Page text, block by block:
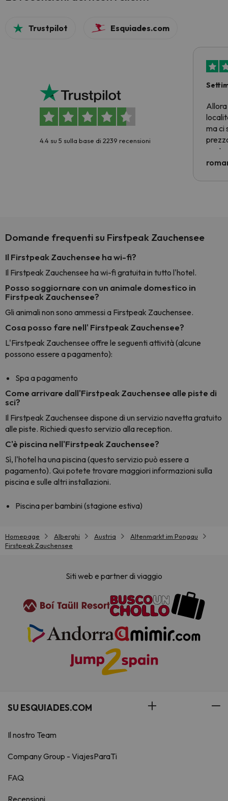
Trustpilot Esquiades.com
4.4 su 5 sulla base di 2239 recensioni
Allora
ma ci
Domande frequenti su Firstpeak Zauchensee
Il Firstpeak Zauchensee ha wi-fi?
Il Firstpeak Zauchensee ha wi-fi gratuita in tutto l'hotel.
Posso soggiornare con un animale domestico in
Firstpeak Zauchensee?
Gli animali non sono ammessi a Firstpeak Zauchensee.
Cosa posso fare nell' Firstpeak Zauchensee?
L'Firstpeak Zauchensee offre le seguenti attività (alcune
possono essere a pagamento):
Spa a pagamento
Come arrivare dall'Firstpeak Zauchensee alle piste di
sci?
Il Firstpeak Zauchensee dispone di un servizio navetta gratuito
alle piste. Richiedi questo servizio alla reception.
C'è piscina nell'Firstpeak Zauchensee?
Sì, l'hotel ha una piscina (questo servizio può essere a
pagamento). Qui potete trovare maggiori informazioni sulla
piscina e sulle altri installazioni.
Piscina per bambini (stagione estiva)
Homepage Alberghi Austria
Altenmarkt im Pongau
Firstpeak Zauchensee
Siti web e partner di viaggio
SU ESQUIADES.COM
Il nostro Team
Company Group - ViajesParaTi
FAQ